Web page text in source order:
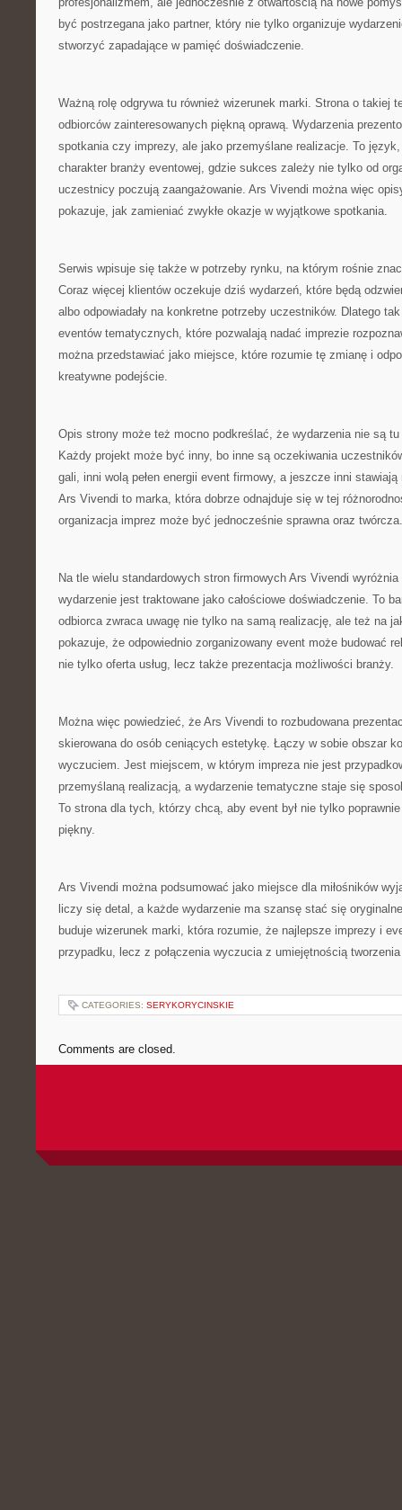
być postrzegana jako partner, który nie tylko organizuje
stworzyć zapadające w pamięć doświadczenie.
Ważną rolę odgrywa tu również wizerunek marki. Strona o takiej
odbiorców zainteresowanych piękną oprawą. Wydarzenia
spotkania czy imprezy, ale jako przemyślane realizacje. To
charakter branży eventowej, gdzie sukces zależy nie tylko od
uczestnicy poczują zaangażowanie. Ars Vivendi można więc
pokazuje, jak zamieniać zwykłe okazje w wyjątkowe spotkania.
Serwis wpisuje się także w potrzeby rynku, na którym rośnie
Coraz więcej klientów oczekuje dziś wydarzeń, które będą
albo odpowiadały na konkretne potrzeby uczestników. Dlatego
eventów tematycznych, które pozwalają nadać imprezie
można przedstawiać jako miejsce, które rozumie tę zmianę i
kreatywne podejście.
Opis strony może też mocno podkreślać, że wydarzenia nie są
Każdy projekt może być inny, bo inne są oczekiwania
gali, inni wolą pełen energii event firmowy, a jeszcze inni
Ars Vivendi to marka, która dobrze odnajduje się w tej
organizacja imprez może być jednocześnie sprawna oraz twórcza.
Na tle wielu standardowych stron firmowych Ars Vivendi
wydarzenie jest traktowane jako całościowe doświadczenie. To
odbiorca zwraca uwagę nie tylko na samą realizację, ale też na
pokazuje, że odpowiednio zorganizowany event może budować
nie tylko oferta usług, lecz także prezentacja możliwości branży.
Można więc powiedzieć, że Ars Vivendi to rozbudowana
skierowana do osób ceniących estetykę. Łączy w sobie obszar
wyczuciem. Jest miejscem, w którym impreza nie jest
przemyślaną realizacją, a wydarzenie tematyczne staje się
To strona dla tych, którzy chcą, aby event był nie tylko
piękny.
Ars Vivendi można podsumować jako miejsce dla miłośników
liczy się detal, a każde wydarzenie ma szansę stać się
buduje wizerunek marki, która rozumie, że najlepsze imprezy i
przypadku, lecz z połączenia wyczucia z umiejętnością
CATEGORIES: SERYKORYCINSKIE
Comments are closed.